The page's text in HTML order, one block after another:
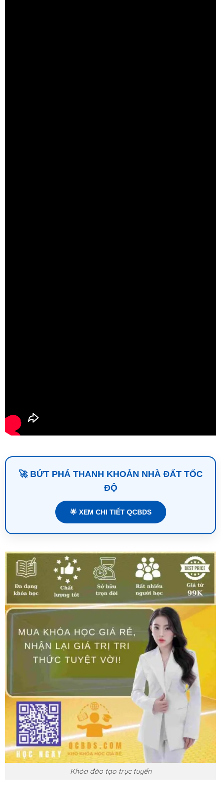
🚀 BỨT PHÁ THANH KHOẢN NHÀ ĐẤT TỐC
ĐỘ
🌟 XEM CHI TIẾT QCBDS
Khóa đào tạo trực tuyến